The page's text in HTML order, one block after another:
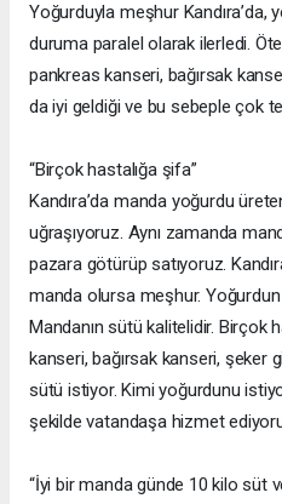
Yoğurduyla meşhur Kandıra’da,
duruma paralel olarak ilerledi.
pankreas kanseri, bağırsak
da iyi geldiği ve bu sebeple çok
“Birçok hastalığa şifa”
Kandıra’da manda yoğurdu
uğraşıyoruz. Aynı zamanda
pazara götürüp satıyoruz.
manda olursa meşhur.
Mandanın sütü kalitelidir. Birçok
kanseri, bağırsak kanseri, şeker
sütü istiyor. Kimi yoğurdunu
şekilde vatandaşa hizmet
“İyi bir manda günde 10 kilo süt